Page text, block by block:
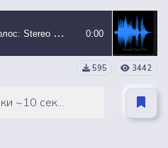
Синтезированный голос: Stereo System 0:00
595 3442
~10 сек...